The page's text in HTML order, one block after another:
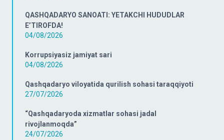
QASHQADARYO SANOATI: YETAKCHI HUDUDLAR
E’TIROFDA!
04/08/2026
Korrupsiyasiz jamiyat sari
04/08/2026
Qashqadaryo viloyatida qurilish sohasi taraqqiyoti
27/07/2026
“Qashqadaryoda xizmatlar sohasi jadal
rivojlanmoqda”
24/07/2026